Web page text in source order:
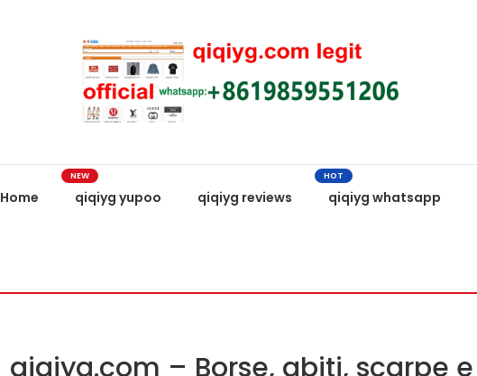
Home qiqiyg yupoo
NEW
qiqiyg reviews qiqiyg whatsapp
HOT
qiqiyg.com – Borse, abiti, scarpe e